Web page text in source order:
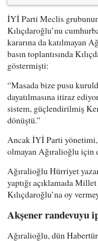
İYİ Parti Meclis
Kılıçdaroğlu’nu
kararına da katılmayan
basın toplantısında
göstermişti:
“Masada bize pusu
dayatılmasına itiraz
sistem, güçlendirilmiş
dönüştü.”
Ancak İYİ Parti
olmayan Ağıralioğlu
Ağıralioğlu Hürriyet
yaptığı açıklamada
Kılıçdaroğlu’na oy
Akşener randevuyu
Ağıralioğlu, dün